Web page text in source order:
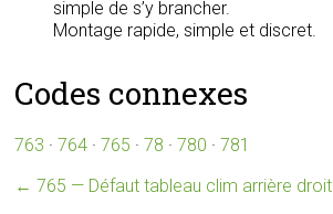
simple de s’y brancher.
Montage rapide, simple et discret.
Codes connexes
763 ·764 ·765 ·78 ·780 ·781
← 765 — Défaut tableau clim arrière droit